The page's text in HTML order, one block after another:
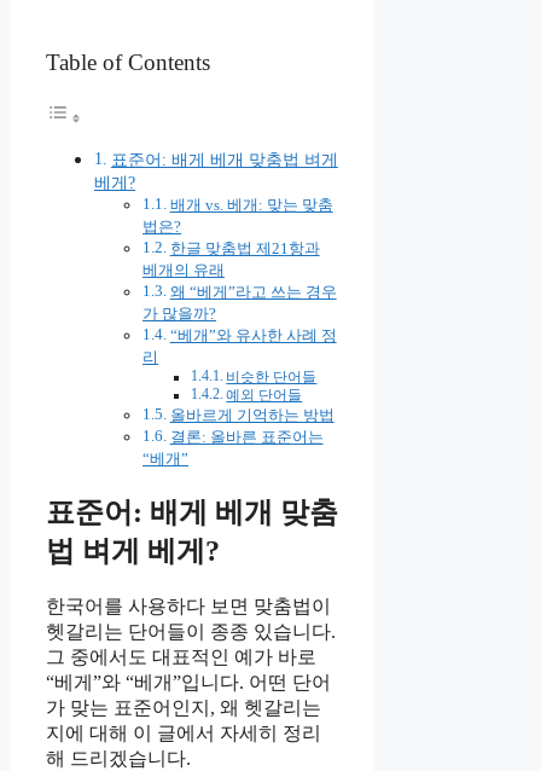
Table of Contents
표준어: 배게 베개 맞춤법 벼게
베게?
배개 vs. 베개: 맞는 맞춤
법은?
한글 맞춤법 제21항과
베개의 유래
왜 “베게”라고 쓰는 경우
가 많을까?
“베개”와 유사한 사례 정
리
비슷한 단어들
예외 단어들
올바르게 기억하는 방법
결론: 올바른 표준어는
“베개”
표준어: 배게 베개 맞춤
법 벼게 베게?
한국어를 사용하다 보면 맞춤법이
헷갈리는 단어들이 종종 있습니다.
그 중에서도 대표적인 예가 바로
“베게”와 “베개”입니다. 어떤 단어
가 맞는 표준어인지, 왜 헷갈리는
지에 대해 이 글에서 자세히 정리
해 드리겠습니다.